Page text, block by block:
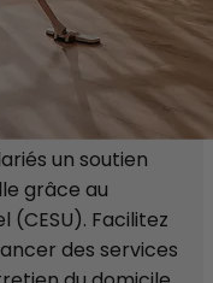
un soutien
grâce au
(CESU). Facilitez
des services